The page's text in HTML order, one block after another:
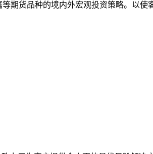
期货品种的境内外宏观投资策略。以